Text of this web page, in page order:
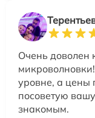
Очень доволен
уровне, а цены
посоветую
знакомым.